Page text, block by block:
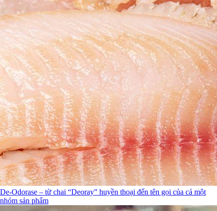
De-Odorase – từ chai “Deoray” huyền thoại đến tên gọi của cả một
nhóm sản phẩm